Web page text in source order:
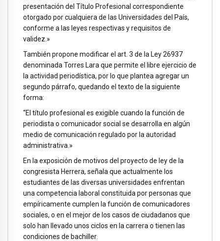
presentación del Título Profesional correspondiente
otorgado por cualquiera de las Universidades del País,
conforme a las leyes respectivas y requisitos de
validez.»
También propone modificar el art. 3 de la Ley 26937
denominada Torres Lara que permite el libre ejercicio de
la actividad periodística, por lo que plantea agregar un
segundo párrafo, quedando el texto de la siguiente
forma:
“El título profesional es exigible cuando la función de
periodista o comunicador social se desarrolla en algún
medio de comunicación regulado por la autoridad
administrativa.»
En la exposición de motivos del proyecto de ley de la
congresista Herrera, señala que actualmente los
estudiantes de las diversas universidades enfrentan
una competencia laboral constituida por personas que
empíricamente cumplen la función de comunicadores
sociales, o en el mejor de los casos de ciudadanos que
solo han llevado unos ciclos en la carrera o tienen las
condiciones de bachiller.